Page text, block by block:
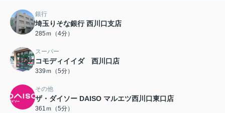
銀行
埼玉りそな銀行 西川口支店
285ｍ（4分）
スーパー
コモディイイダ 西川口店
339ｍ（5分）
その他
ザ・ダイソー DAISO マルエツ西川口東口店
361ｍ（5分）